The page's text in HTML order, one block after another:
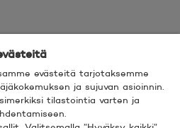
evästeitä tarjotaksemme
ja sujuvan asioinnin.
tilastointia varten ja